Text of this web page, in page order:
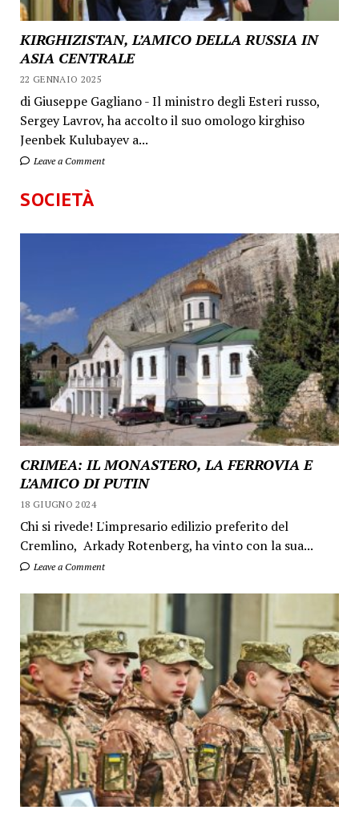
KIRGHIZISTAN, L’AMICO DELLA RUSSIA IN
ASIA CENTRALE
22 GENNAIO 2025
di Giuseppe Gagliano - Il ministro degli Esteri russo,
Sergey Lavrov, ha accolto il suo omologo kirghiso
Jeenbek Kulubayev a...
Leave a Comment
SOCIETÀ
CRIMEA: IL MONASTERO, LA FERROVIA E
L’AMICO DI PUTIN
18 GIUGNO 2024
Chi si rivede! L'impresario edilizio preferito del
Cremlino, Arkady Rotenberg, ha vinto con la sua...
Leave a Comment